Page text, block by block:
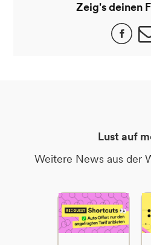
Zeig's deinen
Lust auf
Weitere News aus der